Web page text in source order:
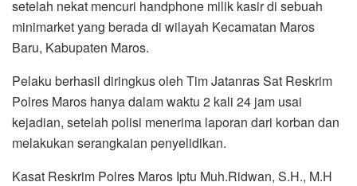
setelah nekat mencuri handphone milik kasir di sebuah
minimarket yang berada di wilayah Kecamatan Maros
Baru, Kabupaten Maros.
Pelaku berhasil diringkus oleh Tim Jatanras Sat Reskrim
Polres Maros hanya dalam waktu 2 kali 24 jam usai
kejadian, setelah polisi menerima laporan dari korban dan
melakukan serangkaian penyelidikan.
Kasat Reskrim Polres Maros Iptu Muh.Ridwan, S.H., M.H